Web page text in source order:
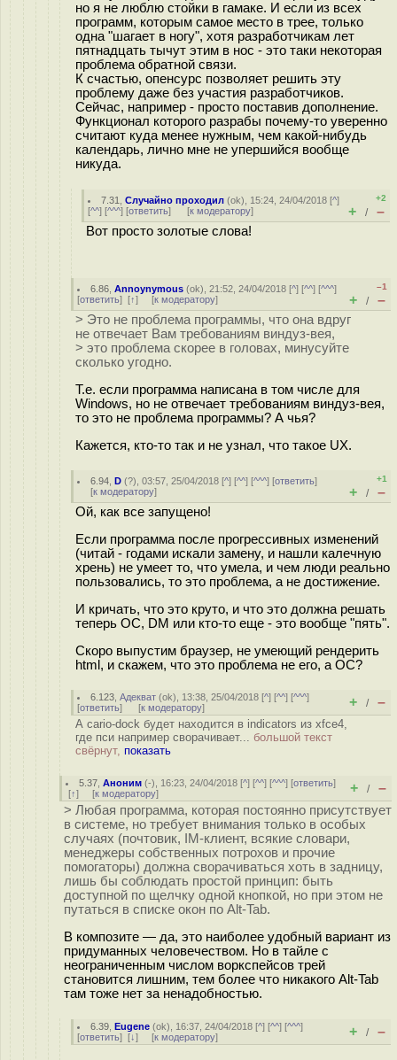
но я не люблю стойки в гамаке. И если из всех
программ, которым самое место в трее, только
одна "шагает в ногу", хотя разработчикам лет
пятнадцать тычут этим в нос - это таки некоторая
проблема обратной связи.
К счастью, опенсурс позволяет решить эту
проблему даже без участия разработчиков.
Сейчас, например - просто поставив дополнение.
Функционал которого разрабы почему-то уверенно
считают куда менее нужным, чем какой-нибудь
календарь, лично мне не упершийся вообще
никуда.
7.31 ,Случайно проходил (ok), 15:24, 24/04/2018 [^]
[^^] [^^^] [ответить] [к модератору]
+2
+ / –
Вот просто золотые слова!
6.86 ,Annoynymous (ok), 21:52, 24/04/2018 [^] [^^] [^^^]
[ответить] [↑] [к модератору]
–1
+ / –
> Это не проблема программы, что она вдруг
не отвечает Вам требованиям виндуз-вея,
> это проблема скорее в головах, минусуйте
сколько угодно.
Т.е. если программа написана в том числе для
Windows, но не отвечает требованиям виндуз-вея,
то это не проблема программы? А чья?
Кажется, кто-то так и не узнал, что такое UX.
6.94 ,D (?), 03:57, 25/04/2018 [^] [^^] [^^^] [ответить]
[к модератору]
+1
+ / –
Ой, как все запущено!
Если программа после прогрессивных изменений
(читай - годами искали замену, и нашли калечную
хрень) не умеет то, что умела, и чем люди реально
пользовались, то это проблема, а не достижение.
И кричать, что это круто, и что это должна решать
теперь ОС, DM или кто-то еще - это вообще "пять".
Скоро выпустим браузер, не умеющий рендерить
html, и скажем, что это проблема не его, а ОС?
6.123 ,Адекват (ok), 13:38, 25/04/2018 [^] [^^] [^^^]
[ответить] [к модератору] + / –
А cario-dock будет находится в indicators из xfce4,
где пси например сворачивает... большой текст
свёрнут, показать
5.37 ,Аноним (-), 16:23, 24/04/2018 [^] [^^] [^^^] [ответить]
[↑] [к модератору] + / –
> Любая программа, которая постоянно присутствует
в системе, но требует внимания только в особых
случаях (почтовик, IM-клиент, всякие словари,
менеджеры собственных потрохов и прочие
помогаторы) должна сворачиваться хоть в задницу,
лишь бы соблюдать простой принцип: быть
доступной по щелчку одной кнопкой, но при этом не
путаться в списке окон по Alt-Tab.
В композите — да, это наиболее удобный вариант из
придуманных человечеством. Но в тайле с
неограниченным числом воркспейсов трей
становится лишним, тем более что никакого Alt-Tab
там тоже нет за ненадобностью.
6.39 ,Eugene (ok), 16:37, 24/04/2018 [^] [^^] [^^^]
[ответить] [↓] [к модератору] + / –